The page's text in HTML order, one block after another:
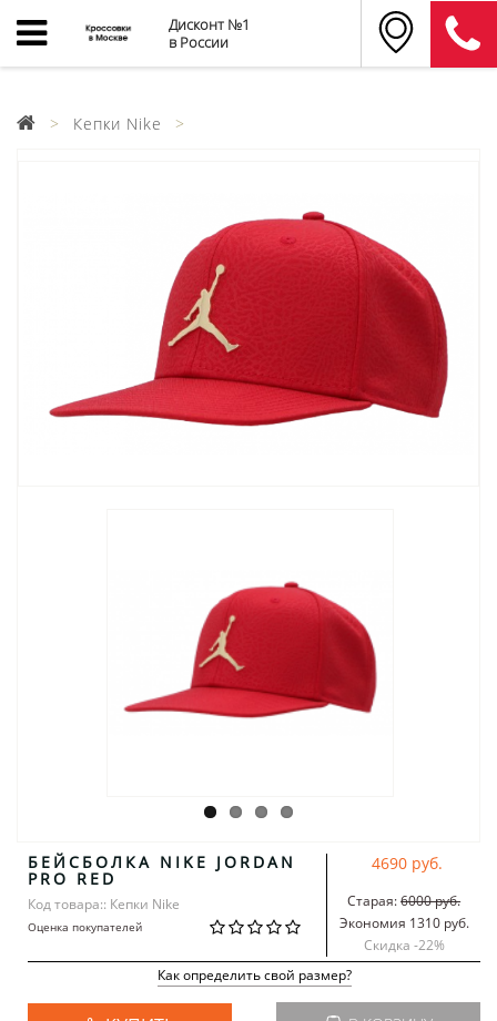
Дисконт №1
в России
Кепки Nike
БЕЙСБОЛКА NIKE JORDAN
PRO RED
Код товара:: Кепки Nike
Оценка покупателей
4690 руб.
Старая:6000 руб.
Экономия 1310 руб.
Скидка -22%
Как определить свой размер?